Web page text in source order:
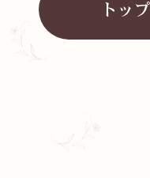
リフォー
トッ